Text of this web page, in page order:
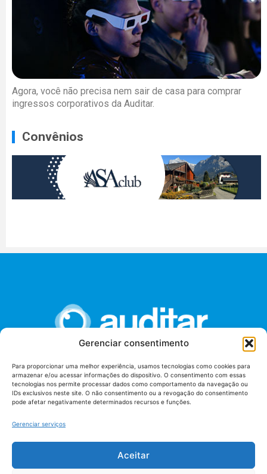
Gerenciar consentimento
Para proporcionar uma melhor experiência, usamos tecnologias como cookies para
armazenar e/ou acessar informações do dispositivo. O consentimento com essas
tecnologias nos permite processar dados como comportamento da navegação ou
IDs exclusivos neste site. O não consentimento ou a revogação do consentimento
pode afetar negativamente determinados recursos e funções.
Gerenciar serviços
Aceitar
Agora, você não precisa nem sair de casa para comprar
ingressos corporativos da Auditar.
Convênios
União dos Auditores Federais de Controle Externo -
AUDITAR
Setor de Administração Federal Sul (SAF/Sul), Qd. 04, Lt. 01
Tribunal de Contas da União (TCU), Subsolo, Sala S04
Telefone: (61)3527-7292
Termos de uso